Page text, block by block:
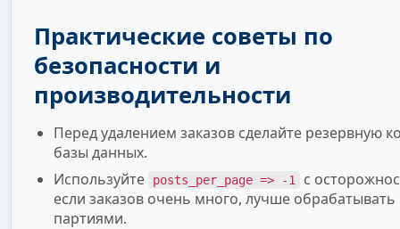
Практические советы по
безопасности и
производительности
Перед удалением заказов сделайте резервную
базы данных.
Используйте
posts_per_page => -1
с
если заказов очень много, лучше обрабатывать
партиями.